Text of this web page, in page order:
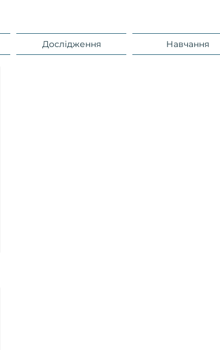
Дослідження Навчання